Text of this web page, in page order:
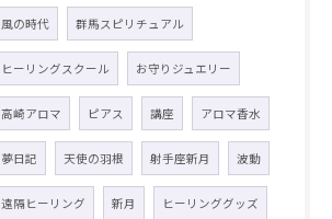
風の時代 群馬スピリチュアル
ヒーリングスクール お守りジュエリー
高崎アロマ ピアス 講座 アロマ香水
夢日記 天使の羽根 射手座新月 波動
遠隔ヒーリング 新月 ヒーリンググッズ